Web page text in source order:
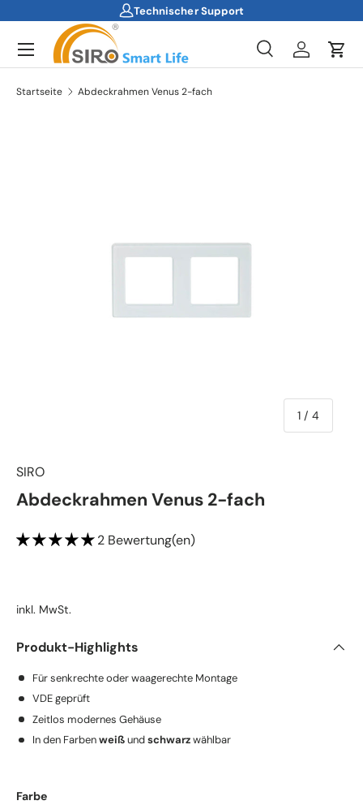
Direkt zum Inhalt
Technischer Support
Suchen
SucheEinloggen
Menü
Startseite Abdeckrahmen Venus 2-fach
1 / von
4
SIRO
Abdeckrahmen Venus 2-fach
2 Bewertung(en)
inkl. MwSt.
Produkt-Highlights
Für senkrechte oder waagerechte Montage
VDE geprüft
Zeitlos modernes Gehäuse
In den Farbenweißundschwarzwählbar
Farbe